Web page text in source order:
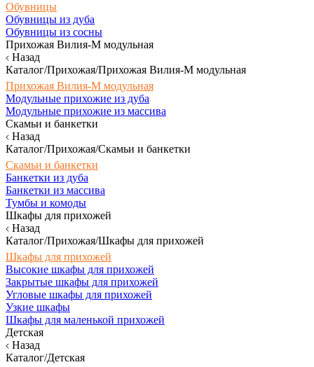
Обувницы
Обувницы из дуба
Обувницы из сосны
Прихожая Вилия-М модульная
Назад
Каталог/Прихожая/Прихожая Вилия-М модульная
Прихожая Вилия-М модульная
Модульные прихожие из дуба
Модульные прихожие из массива
Скамьи и банкетки
Назад
Каталог/Прихожая/Скамьи и банкетки
Скамьи и банкетки
Банкетки из дуба
Банкетки из массива
Тумбы и комоды
Шкафы для прихожей
Назад
Каталог/Прихожая/Шкафы для прихожей
Шкафы для прихожей
Высокие шкафы для прихожей
Закрытые шкафы для прихожей
Угловые шкафы для прихожей
Узкие шкафы
Шкафы для маленькой прихожей
Детская
Назад
Каталог/Детская